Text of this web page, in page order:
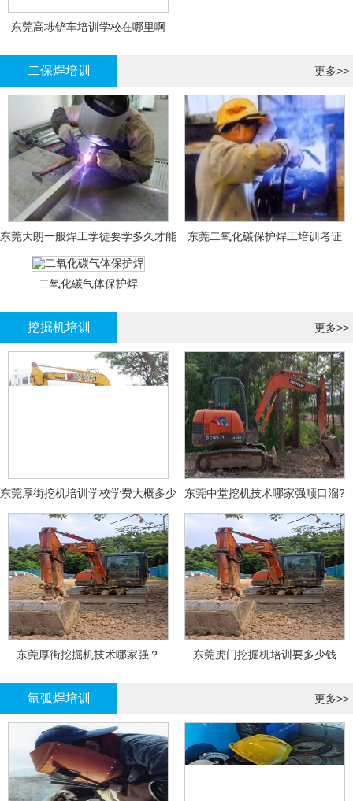
东莞高埗铲车培训学校在哪里啊
二保焊培训 更多>>
东莞大朗一般焊工学徒要学多久才能
拿证？
东莞二氧化碳保护焊工培训考证
二氧化碳气体保护焊
挖掘机培训 更多>>
东莞厚街挖机培训学校学费大概多少 东莞中堂挖机技术哪家强顺口溜?
东莞厚街挖掘机技术哪家强？ 东莞虎门挖掘机培训要多少钱
氩弧焊培训 更多>>